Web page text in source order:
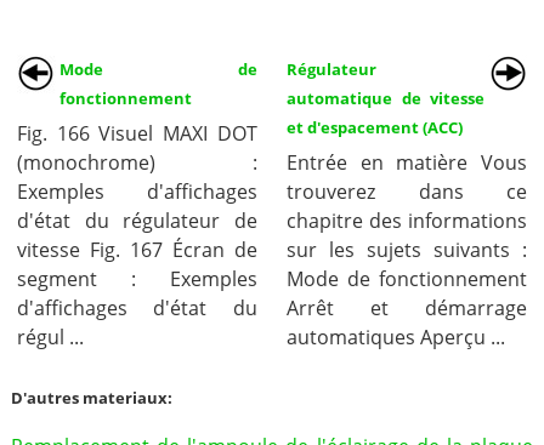
Mode de
fonctionnement
Fig. 166 Visuel MAXI DOT
(monochrome) :
Exemples d'affichages
d'état du régulateur de
vitesse Fig. 167 Écran de
segment : Exemples
d'affichages d'état du
régul ...
Régulateur
automatique de vitesse
et d'espacement (ACC)
Entrée en matière Vous
trouverez dans ce
chapitre des informations
sur les sujets suivants :
Mode de fonctionnement
Arrêt et démarrage
automatiques Aperçu ...
D'autres materiaux: